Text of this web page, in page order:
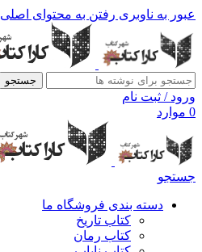
عبور به ناوبری رفتن به محتوای اصلی
جستجو
ورود / ثبت نام
0 موارد
جستجو
دسته بندی فروشگاه ما
کتاب تاریخ
کتاب رمان